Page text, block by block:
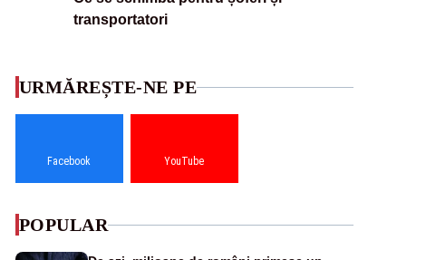
transportatori
URMĂREȘTE-NE PE
Facebook YouTube
POPULAR